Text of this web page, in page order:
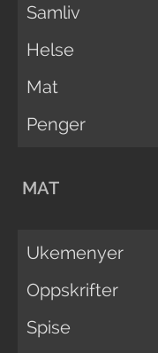
Samliv
Helse
Mat
Penger
MAT
Ukemenyer
Oppskrifter
Spise